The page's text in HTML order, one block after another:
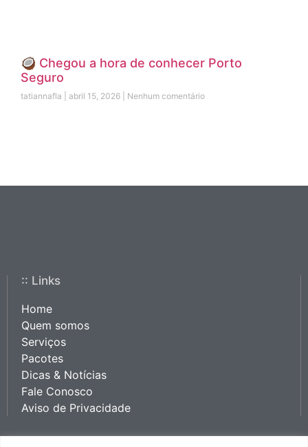
🥥 Chegou a hora de conhecer Porto
Seguro
tatiannafla abril 15, 2026 Nenhum comentário
:: Links
Home
Quem somos
Serviços
Pacotes
Dicas & Notícias
Fale Conosco
Aviso de Privacidade